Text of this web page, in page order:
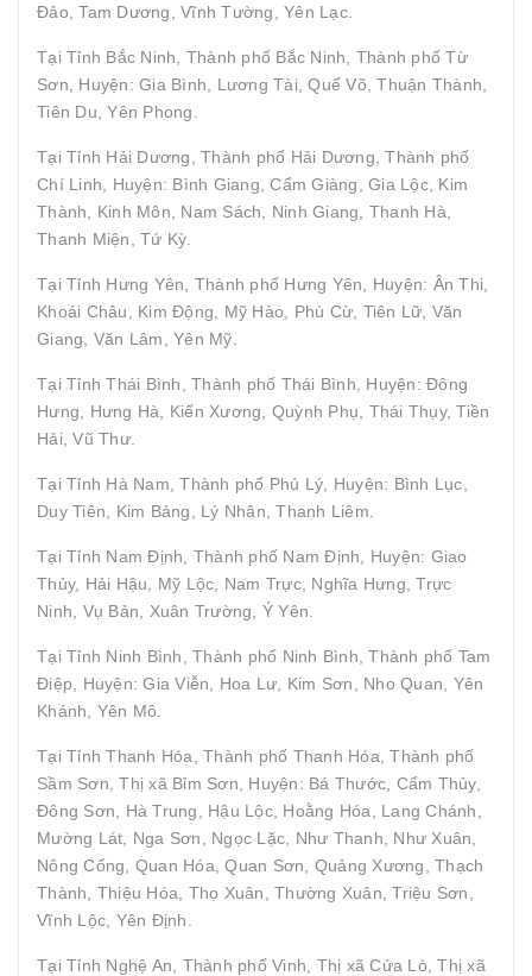
Đảo, Tam Dương, Vĩnh Tường, Yên Lạc.
Tại Tỉnh Bắc Ninh, Thành phố Bắc Ninh, Thành phố Từ
Sơn, Huyện: Gia Bình, Lương Tài, Quế Võ, Thuận Thành,
Tiên Du, Yên Phong.
Tại Tỉnh Hải Dương, Thành phố Hải Dương, Thành phố
Chí Linh, Huyện: Bình Giang, Cẩm Giàng, Gia Lộc, Kim
Thành, Kinh Môn, Nam Sách, Ninh Giang, Thanh Hà,
Thanh Miện, Tứ Kỳ.
Tại Tỉnh Hưng Yên, Thành phố Hưng Yên, Huyện: Ân Thi,
Khoái Châu, Kim Động, Mỹ Hào, Phù Cừ, Tiên Lữ, Văn
Giang, Văn Lâm, Yên Mỹ.
Tại Tỉnh Thái Bình, Thành phố Thái Bình, Huyện: Đông
Hưng, Hưng Hà, Kiến Xương, Quỳnh Phụ, Thái Thụy, Tiền
Hải, Vũ Thư.
Tại Tỉnh Hà Nam, Thành phố Phủ Lý, Huyện: Bình Lục,
Duy Tiên, Kim Bảng, Lý Nhân, Thanh Liêm.
Tại Tỉnh Nam Định, Thành phố Nam Định, Huyện: Giao
Thủy, Hải Hậu, Mỹ Lộc, Nam Trực, Nghĩa Hưng, Trực
Ninh, Vụ Bản, Xuân Trường, Ý Yên.
Tại Tỉnh Ninh Bình, Thành phố Ninh Bình, Thành phố Tam
Điệp, Huyện: Gia Viễn, Hoa Lư, Kim Sơn, Nho Quan, Yên
Khánh, Yên Mô.
Tại Tỉnh Thanh Hóa, Thành phố Thanh Hóa, Thành phố
Sầm Sơn, Thị xã Bỉm Sơn, Huyện: Bá Thước, Cẩm Thủy,
Đông Sơn, Hà Trung, Hậu Lộc, Hoằng Hóa, Lang Chánh,
Mường Lát, Nga Sơn, Ngọc Lặc, Như Thanh, Như Xuân,
Nông Cống, Quan Hóa, Quan Sơn, Quảng Xương, Thạch
Thành, Thiệu Hóa, Thọ Xuân, Thường Xuân, Triệu Sơn,
Vĩnh Lộc, Yên Định.
Tại Tỉnh Nghệ An, Thành phố Vinh, Thị xã Cửa Lò, Thị xã